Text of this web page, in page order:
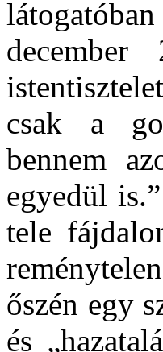
csak a
bennem
egyedül
tele
őszén egy
és